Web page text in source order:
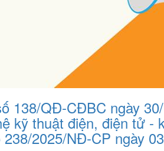
138/QĐ-CĐBC ngày
kỹ thuật điện, điện tử
238/2025/NĐ-CP ngày